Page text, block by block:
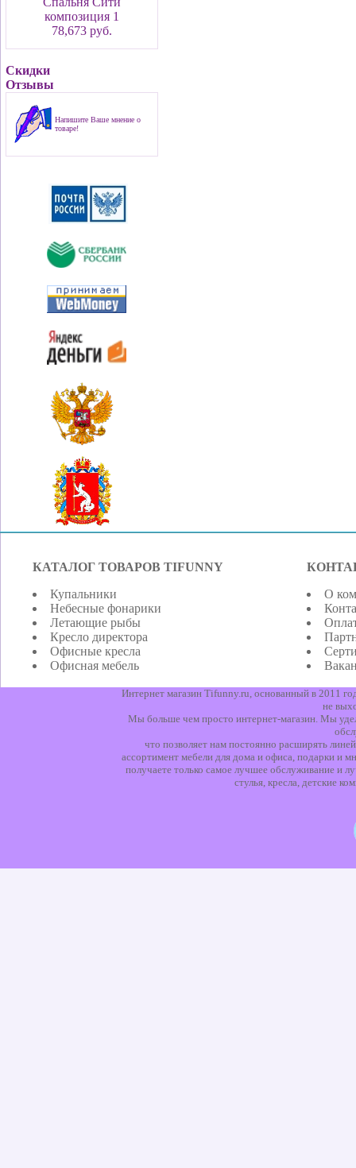
композиция 1
78,673 руб.
Скидки
Отзывы
Напишите Ваше мнение о
товаре!
КАТАЛОГ ТОВАРОВ TIFUNNY
Купальники
Небесные фонарики
Летающие рыбы
Кресло директора
Офисные кресла
Офисная мебель
О
Интернет магазин Tifunny.ru, основанный в 2011
не
Мы больше чем просто интернет-магазин. Мы
что позволяет нам постоянно расширять
ассортимент мебели для дома и офиса, подарки и
получаете только самое лучшее обслуживание
стулья, кресла, детские